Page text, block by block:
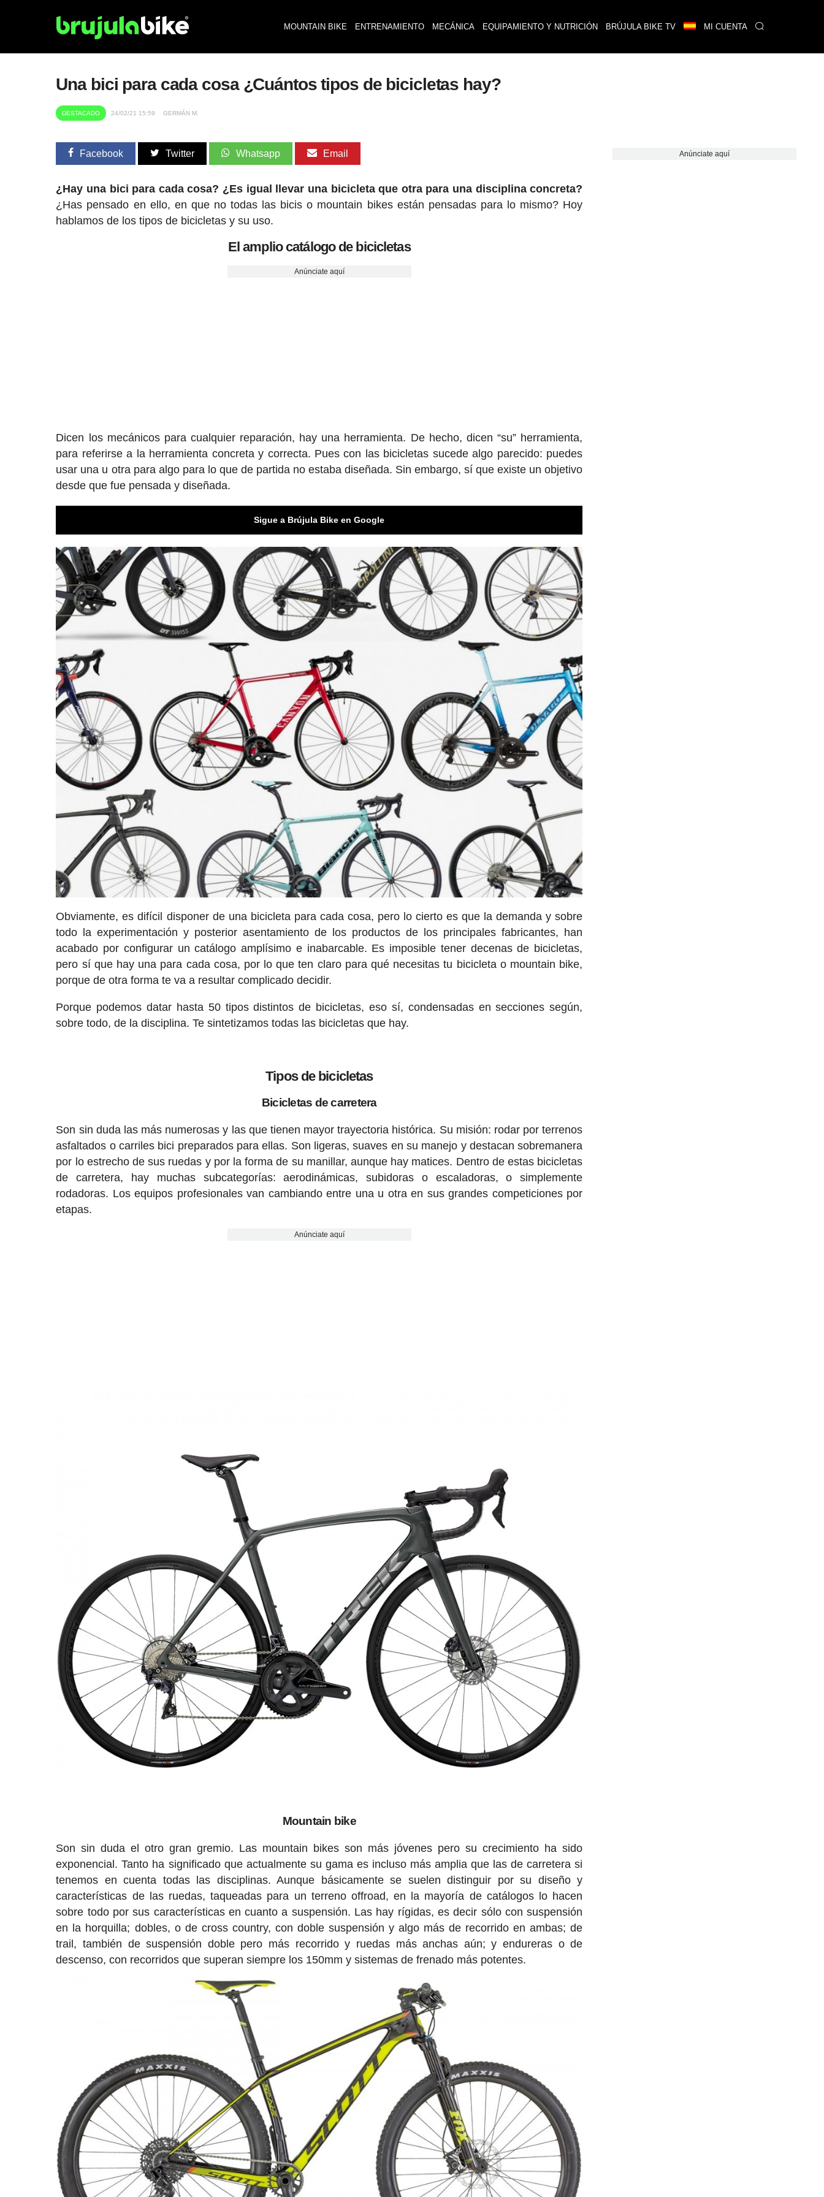
MOUNTAIN BIKE ENTRENAMIENTO MECÁNICA EQUIPAMIENTO Y NUTRICIÓN BRÚJULA BIKE TV MI CUENTA
Una bici para cada cosa ¿Cuántos tipos de bicicletas hay?
DESTACADO 24/02/21 15:59 GERMÁN M.
Facebook Twitter Whatsapp Email
¿Hay una bici para cada cosa? ¿Es igual llevar una bicicleta que otra para una disciplina concreta?
¿Has pensado en ello, en que no todas las bicis o mountain bikes están pensadas para lo mismo? Hoy
hablamos de los tipos de bicicletas y su uso.
El amplio catálogo de bicicletas
Anúnciate aquí
Dicen los mecánicos para cualquier reparación, hay una herramienta. De hecho, dicen “su” herramienta,
para referirse a la herramienta concreta y correcta. Pues con las bicicletas sucede algo parecido: puedes
usar una u otra para algo para lo que de partida no estaba diseñada. Sin embargo, sí que existe un objetivo
desde que fue pensada y diseñada.
Sigue a Brújula Bike en Google
Obviamente, es difícil disponer de una bicicleta para cada cosa, pero lo cierto es que la demanda y sobre
todo la experimentación y posterior asentamiento de los productos de los principales fabricantes, han
acabado por configurar un catálogo amplísimo e inabarcable. Es imposible tener decenas de bicicletas,
pero sí que hay una para cada cosa, por lo que ten claro para qué necesitas tu bicicleta o mountain bike,
porque de otra forma te va a resultar complicado decidir.
Porque podemos datar hasta 50 tipos distintos de bicicletas, eso sí, condensadas en secciones según,
sobre todo, de la disciplina. Te sintetizamos todas las bicicletas que hay.
Tipos de bicicletas
Bicicletas de carretera
Son sin duda las más numerosas y las que tienen mayor trayectoria histórica. Su misión: rodar por terrenos
asfaltados o carriles bici preparados para ellas. Son ligeras, suaves en su manejo y destacan sobremanera
por lo estrecho de sus ruedas y por la forma de su manillar, aunque hay matices. Dentro de estas bicicletas
de carretera, hay muchas subcategorías: aerodinámicas, subidoras o escaladoras, o simplemente
rodadoras. Los equipos profesionales van cambiando entre una u otra en sus grandes competiciones por
etapas.
Anúnciate aquí
Mountain bike
Son sin duda el otro gran gremio. Las mountain bikes son más jóvenes pero su crecimiento ha sido
exponencial. Tanto ha significado que actualmente su gama es incluso más amplia que las de carretera si
tenemos en cuenta todas las disciplinas. Aunque básicamente se suelen distinguir por su diseño y
características de las ruedas, taqueadas para un terreno offroad, en la mayoría de catálogos lo hacen
sobre todo por sus características en cuanto a suspensión. Las hay rígidas, es decir sólo con suspensión
en la horquilla; dobles, o de cross country, con doble suspensión y algo más de recorrido en ambas; de
trail, también de suspensión doble pero más recorrido y ruedas más anchas aún; y endureras o de
descenso, con recorridos que superan siempre los 150mm y sistemas de frenado más potentes.
Anúnciate aquí